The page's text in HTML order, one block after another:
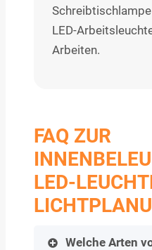
LED-
Arbeiten.
FAQ ZUR
LED-
Welche Arten